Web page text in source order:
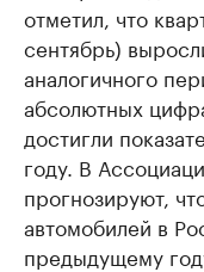
отметил, что
сентябрь)
аналогичного
абсолютных
достигли
году. В
прогнозируют,
автомобилей в
предыдущему